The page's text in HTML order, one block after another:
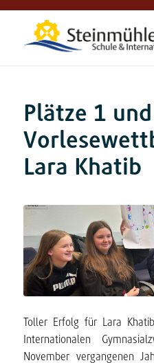
Plätze 1
Lara Khatib
Toller Erfolg für Lara
Internationalen
November vergangenen